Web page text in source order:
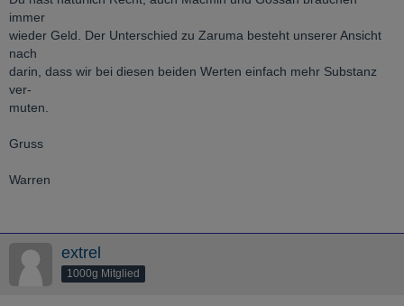
immer
wieder Geld. Der Unterschied zu Zaruma besteht unserer Ansicht
nach
darin, dass wir bei diesen beiden Werten einfach mehr Substanz
ver-
muten.
Gruss
Warren
extrel
1000g Mitglied